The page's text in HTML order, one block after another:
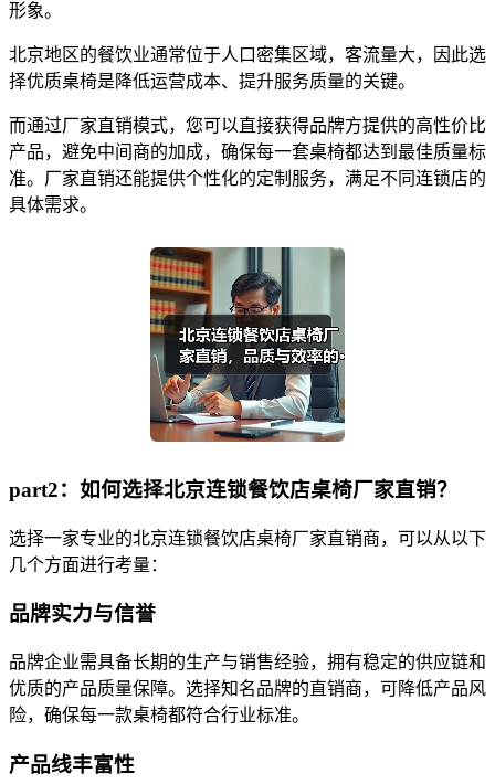
形象。
北京地区的餐饮业通常位于人口密集区域，客流量大，因此选
择优质桌椅是降低运营成本、提升服务质量的关键。
而通过厂家直销模式，您可以直接获得品牌方提供的高性价比
产品，避免中间商的加成，确保每一套桌椅都达到最佳质量标
准。厂家直销还能提供个性化的定制服务，满足不同连锁店的
具体需求。
part2：如何选择北京连锁餐饮店桌椅厂家直销？
选择一家专业的北京连锁餐饮店桌椅厂家直销商，可以从以下
几个方面进行考量：
品牌实力与信誉
品牌企业需具备长期的生产与销售经验，拥有稳定的供应链和
优质的产品质量保障。选择知名品牌的直销商，可降低产品风
险，确保每一款桌椅都符合行业标准。
产品线丰富性